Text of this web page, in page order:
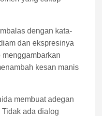
dengan kata-
dan ekspresinya
kesan manis
membuat adegan
ada dialog